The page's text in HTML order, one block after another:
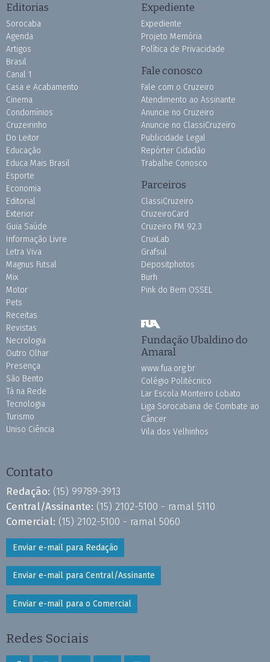
Editorias
Sorocaba
Agenda
Artigos
Brasil
Canal 1
Casa e Acabamento
Cinema
Condomínios
Cruzeirinho
Do Leitor
Educação
Educa Mais Brasil
Esporte
Economia
Editorial
Exterior
Guia Saúde
Informação Livre
Letra Viva
Magnus Futsal
Mix
Motor
Pets
Receitas
Revistas
Necrologia
Outro Olhar
Presença
São Bento
Tá na Rede
Tecnologia
Turismo
Uniso Ciência
Expediente
Expediente
Projeto Memória
Política de Privacidade
Fale conosco
Fale com o Cruzeiro
Atendimento ao Assinante
Anuncie no Cruzeiro
Anuncie no ClassiCruzeiro
Publicidade Legal
Repórter Cidadão
Trabalhe Conosco
Parceiros
ClassiCruzeiro
CruzeiroCard
Cruzeiro FM 92.3
CruxLab
Grafsul
Depositphotos
Burh
Pink do Bem OSSEL
Fundação Ubaldino do
Amaral
www.fua.org.br
Colégio Politécnico
Lar Escola Monteiro Lobato
Liga Sorocabana de Combate ao
Câncer
Vila dos Velhinhos
Contato
Redação: (15) 99789-3913
Central/Assinante: (15) 2102-5100 - ramal 5110
Comercial: (15) 2102-5100 - ramal 5060
Enviar e-mail para Redação
Enviar e-mail para Central/Assinante
Enviar e-mail para o Comercial
Redes Sociais